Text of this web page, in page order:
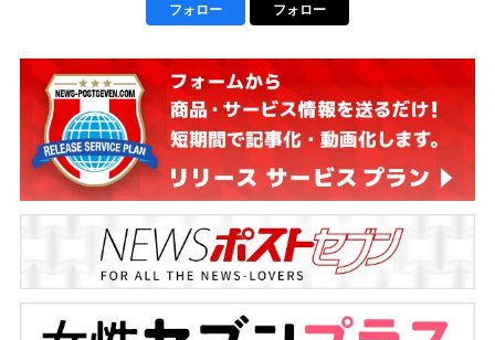
フォロー フォロー